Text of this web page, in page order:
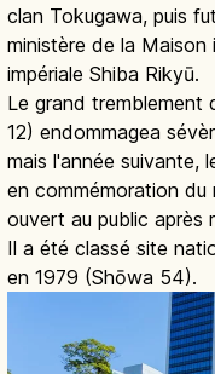
clan Tokugawa, puis
ministère de la Maison
impériale Shiba Rikyū.
Le grand tremblement
12) endommagea
mais l'année suivante,
en commémoration du
ouvert au public après
Il a été classé site
en 1979 (Shōwa 54).